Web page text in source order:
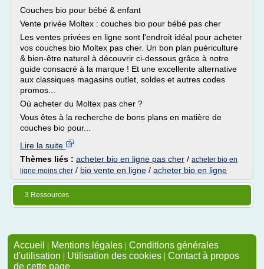
Couches bio pour bébé & enfant
Vente privée Moltex : couches bio pour bébé pas cher
Les ventes privées en ligne sont l'endroit idéal pour acheter
vos couches bio Moltex pas cher. Un bon plan puériculture
& bien-être naturel à découvrir ci-dessous grâce à notre
guide consacré à la marque ! Et une excellente alternative
aux classiques magasins outlet, soldes et autres codes
promos...
Où acheter du Moltex pas cher ?
Vous êtes à la recherche de bons plans en matière de
couches bio pour...
Lire la suite
Thèmes liés : acheter bio en ligne pas cher / acheter bio en
ligne moins cher / bio vente en ligne / acheter bio en ligne
3 Ressources
Accueil | Mentions légales | Conditions générales
d'utilisation | Utilisation des cookies | Contact à propos
de cette page